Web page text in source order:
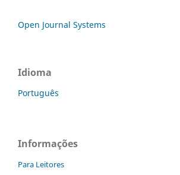
Open Journal Systems
Idioma
Português
Informações
Para Leitores